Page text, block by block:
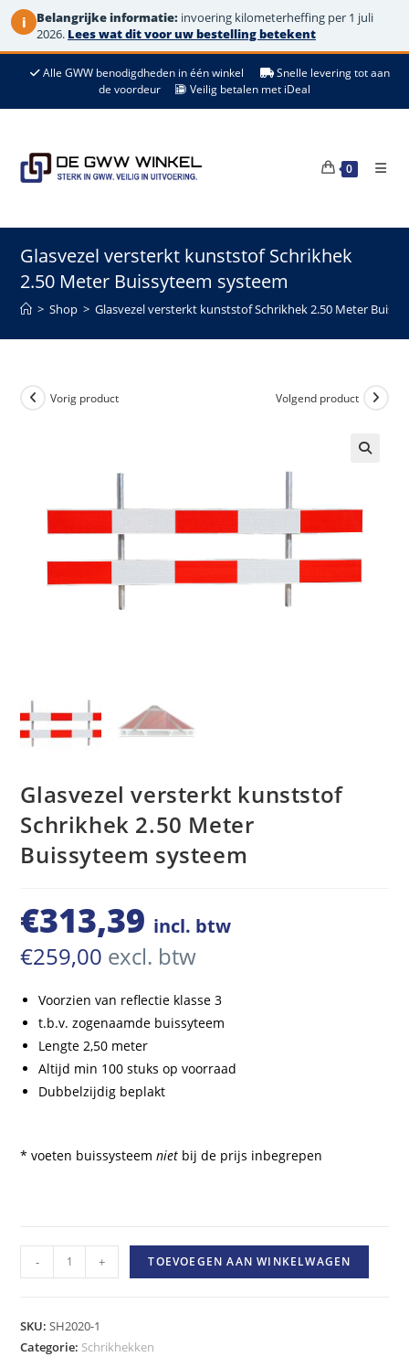
i Belangrijke informatie: invoering kilometerheffing per 1 juli
2026. Lees wat dit voor uw bestelling betekent
de
Alle GWW benodigdheden in één winkel
Snelle levering tot aan
de voordeur
Veilig betalen met iDeal
0
Glasvezel versterkt kunststof Schrikhek
2.50 Meter Buissyteem systeem
> Shop > Glasvezel versterkt kunststof Schrikhek 2.50 Meter
Vorig product Volgend product
Glasvezel versterkt kunststof
Schrikhek 2.50 Meter
Buissyteem systeem
€313,39 incl. btw
€259,00 excl. btw
Voorzien van reflectie klasse 3
t.b.v. zogenaamde buissyteem
Lengte 2,50 meter
Altijd min 100 stuks op voorraad
Dubbelzijdig beplakt
* voeten buissysteemniet bij de prijs inbegrepen
Glasvezel
versterkt
Schrikhek
2.50
- + TOEVOEGEN AAN WINKELWAGEN
SKU:SH2020-1
Categorie: Schrikhekken